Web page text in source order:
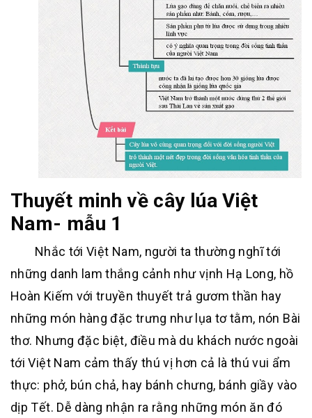
Thuyết minh về cây lúa Việt
Nam- mẫu 1
Nhắc tới Việt Nam, người ta thường nghĩ tới
những danh lam thắng cảnh như vịnh Hạ Long, hồ
Hoàn Kiếm với truyền thuyết trả gươm thần hay
những món hàng đặc trưng như lụa tơ tằm, nón Bài
thơ. Nhưng đặc biệt, điều mà du khách nước ngoài
tới Việt Nam cảm thấy thú vị hơn cả là thú vui ẩm
thực: phở, bún chả, hay bánh chưng, bánh giầy vào
dịp Tết. Dễ dàng nhận ra rằng những món ăn đó